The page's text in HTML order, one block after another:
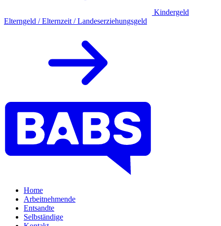
Kindergeld
Elterngeld / Elternzeit / Landeserziehungsgeld
Home
Arbeitnehmende
Entsandte
Selbständige